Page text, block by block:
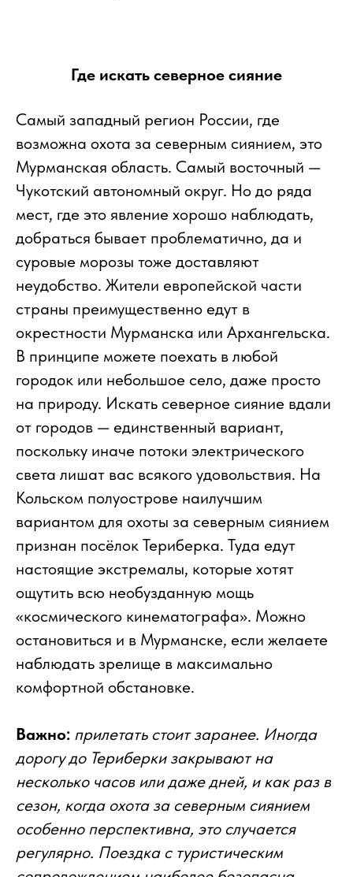
Где искать северное сияние
Самый западный регион России, где
возможна охота за северным сиянием, это
Мурманская область. Самый восточный —
Чукотский автономный округ. Но до ряда
мест, где это явление хорошо наблюдать,
добраться бывает проблематично, да и
суровые морозы тоже доставляют
неудобство. Жители европейской части
страны преимущественно едут в
окрестности Мурманска или Архангельска.
В принципе можете поехать в любой
городок или небольшое село, даже просто
на природу. Искать северное сияние вдали
от городов — единственный вариант,
поскольку иначе потоки электрического
света лишат вас всякого удовольствия. На
Кольском полуострове наилучшим
вариантом для охоты за северным сиянием
признан посёлок Териберка. Туда едут
настоящие экстремалы, которые хотят
ощутить всю необузданную мощь
«космического кинематографа». Можно
остановиться и в Мурманске, если желаете
наблюдать зрелище в максимально
комфортной обстановке.
Важно: прилетать стоит заранее. Иногда
дорогу до Териберки закрывают на
несколько часов или даже дней, и как раз в
сезон, когда охота за северным сиянием
особенно перспективна, это случается
регулярно. Поездка с туристическим